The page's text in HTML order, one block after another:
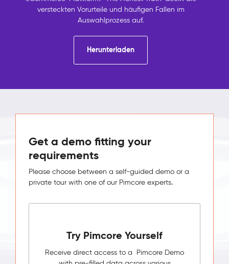
versteckten Vorurteile und häufigen Fallen im
Auswahlprozess auf.
Herunterladen
Get a demo fitting your
requirements
Please choose between a self-guided demo or a
private tour with one of our Pimcore experts.
Try Pimcore Yourself
Receive direct access to a Pimcore Demo